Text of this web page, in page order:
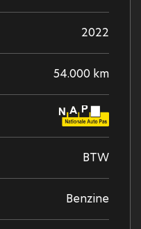
2022
54.000 km
BTW
Benzine